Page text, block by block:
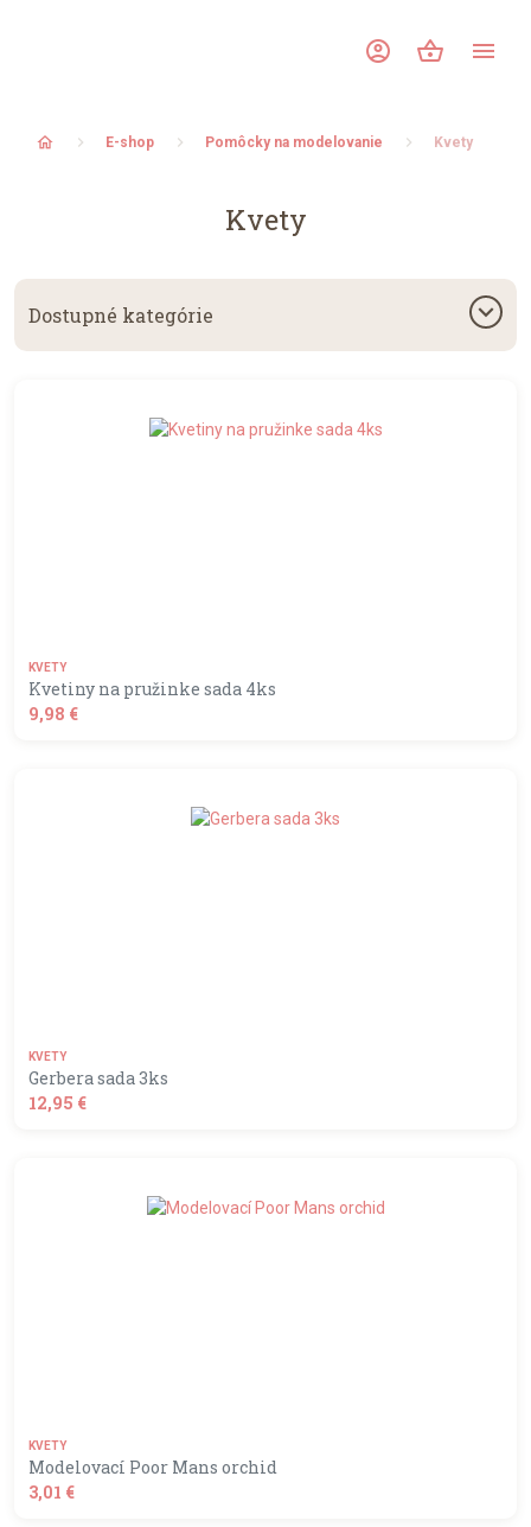
account_circle shopping_basket menu
home E-shop Pomôcky na modelovanie Kvety
Kvety
Dostupné kategórie keyboard_arrow_down
KVETY
Kvetiny na pružinke sada 4ks
9,98 €
KVETY
Gerbera sada 3ks
12,95 €
KVETY
Modelovací Poor Mans orchid
3,01 €